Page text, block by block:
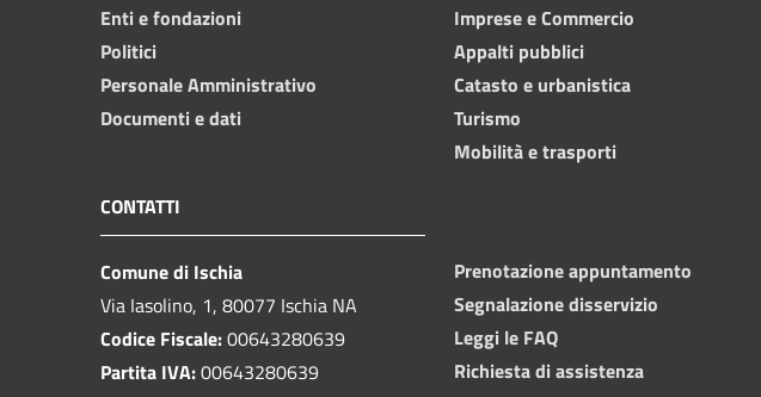
Enti e fondazioni
Politici
Personale Amministrativo
Documenti e dati
Imprese e Commercio
Appalti pubblici
Catasto e urbanistica
Turismo
Mobilità e trasporti
CONTATTI
Comune di Ischia
Via Iasolino, 1, 80077 Ischia NA
Codice Fiscale:00643280639
Partita IVA:00643280639
Prenotazione appuntamento
Segnalazione disservizio
Leggi le FAQ
Richiesta di assistenza